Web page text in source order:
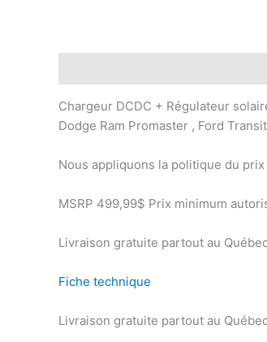
Chargeur DCDC + Régulateur
Dodge Ram Promaster , Ford
Nous appliquons la politique du
MSRP 499,99$ Prix minimum
Livraison gratuite partout au
Fiche technique
Livraison gratuite partout au